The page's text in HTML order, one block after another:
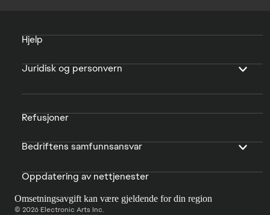
Hjelp
Juridisk og personvern
Refusjoner
Bedriftens samfunnsansvar
Oppdatering av nettjenester
Omsetningsavgift kan være gjeldende for din region
© 2026 Electronic Arts Inc.